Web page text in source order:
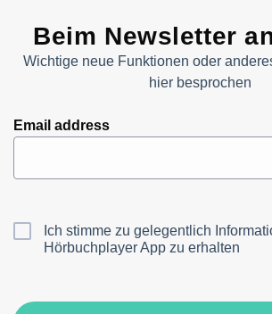
Beim Newsletter
Wichtige neue Funktionen oder
hier besprochen
Email address
Ich stimme zu gelegentlich
Hörbuchplayer App zu erhalten